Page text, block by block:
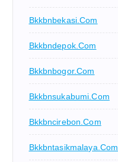
Bkkbnbekasi.com
Bkkbndepok.com
Bkkbnbogor.com
Bkkbnsukabumi.com
Bkkbncirebon.com
Bkkbntasikmalaya.com